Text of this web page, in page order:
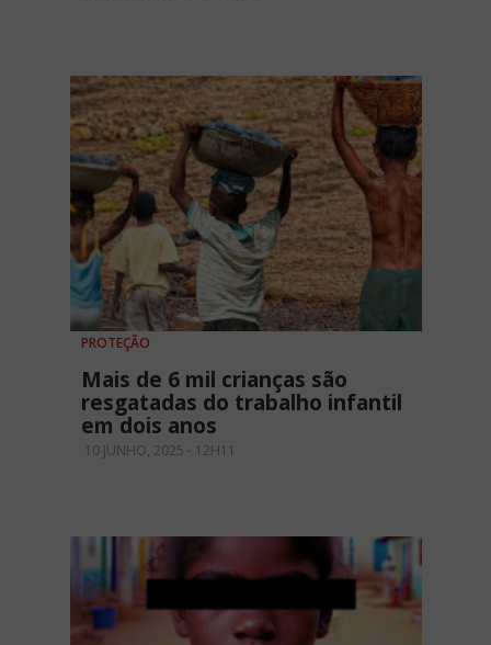
PROTEÇÃO
Mais de 6 mil crianças são
resgatadas do trabalho infantil
em dois anos
10 JUNHO, 2025 - 12H11